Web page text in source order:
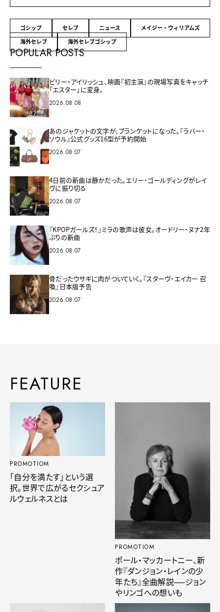
ゴシップ セレブ ニュース
メイジー・ウィリアムズ
海外セレブ
海外セレブゴシップ
POPULAR POSTS
ビリー・アイリッシュ、映画『初主演』の現場写真をキャッチ
「エスター」に変身。
2026.08.08
あのジャケットの文字が、ブランケットになった。『ラバー・
ソウル』公式グッズ16型が予約開始
2026.08.07
4日前の新曲は静かだった。エリー・ゴールディングがレイ
ヴに振り切る
2026.08.07
『KPOPガールズ！』ミラの歌声は彼女。オードリー・ヌナ2年
ぶりの新曲
2026.08.07
骨だったウサギに肉がついていく。『スターヴ・エイカー 召
喚』日本版予告
2026.08.07
FEATURE
PROMOTIOM
「自分を満たす」という選
択。世界で広がるセクシュア
ルウェルネスとは
PROMOTIOM
ポール・マッカートニー、新
作『ダンジョン・レインの少
年たち』全曲解説──ジョン
やリンゴへの想いも